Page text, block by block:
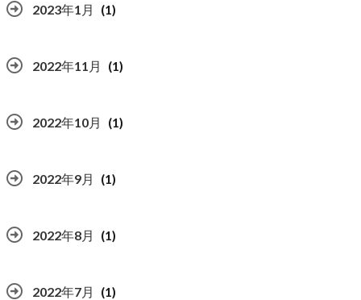
2023年1月 (1)
2022年11月 (1)
2022年10月 (1)
2022年9月 (1)
2022年8月 (1)
2022年7月 (1)